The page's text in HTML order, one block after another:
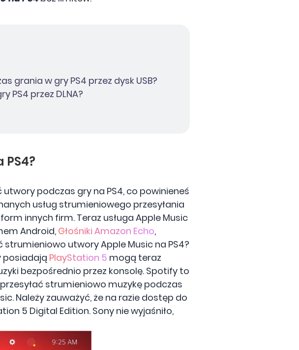
grania w gry PS4 przez dysk USB?
PS4 przez DLNA?
PS4?
podczas gry na PS4, co powinieneś
usług strumieniowego przesyłania
innych firm. Teraz usługa Apple Music
Android, Głośniki Amazon Echo,
utwory Apple Music na PS4?
posiadają PlayStation 5 mogą teraz
bezpośrednio przez konsolę. Spotify to
strumieniowo muzykę podczas
Należy zauważyć, że na razie dostęp do
5 Digital Edition. Sony nie wyjaśniło,